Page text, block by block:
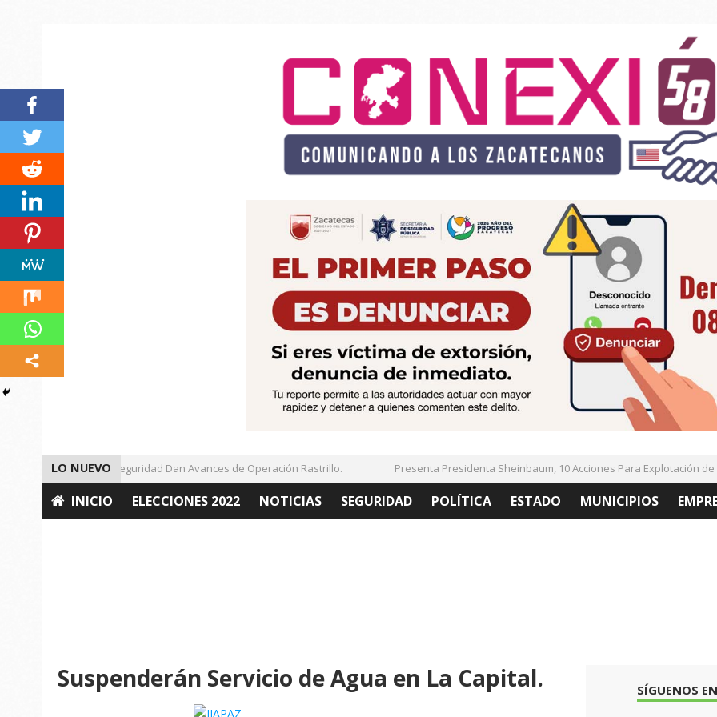
LO NUEVO
Autoridades de Seguridad Dan Avances de Operación Rastrillo. Presenta Presidenta Sheinbaum, 10 Acciones Para Explotación de
INICIO ELECCIONES 2022 NOTICIAS SEGURIDAD POLÍTICA ESTADO MUNICIPIOS
Suspenderán Servicio de Agua en La Capital. SÍGUENOS